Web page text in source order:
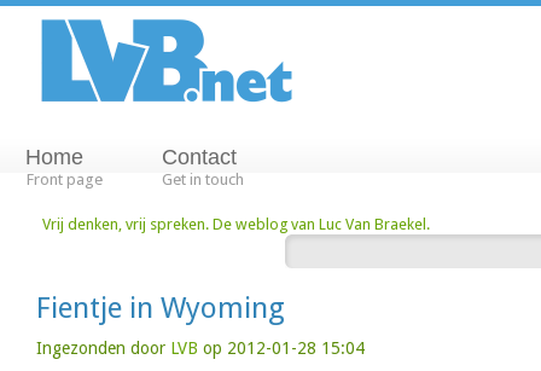
Home
Front page
Contact
Get in touch
Vrij denken, vrij spreken. De weblog van Luc Van Braekel.
Fientje in Wyoming
Ingezonden door LVB op 2012-01-28 15:04